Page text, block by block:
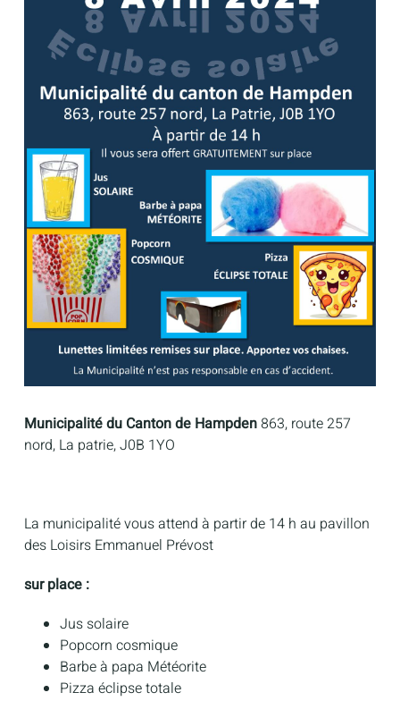
Municipalité du Canton de Hampden 863, route 257
nord, La patrie, J0B 1YO
La municipalité vous attend à partir de 14 h au pavillon
des Loisirs Emmanuel Prévost
sur place :
Jus solaire
Popcorn cosmique
Barbe à papa Météorite
Pizza éclipse totale